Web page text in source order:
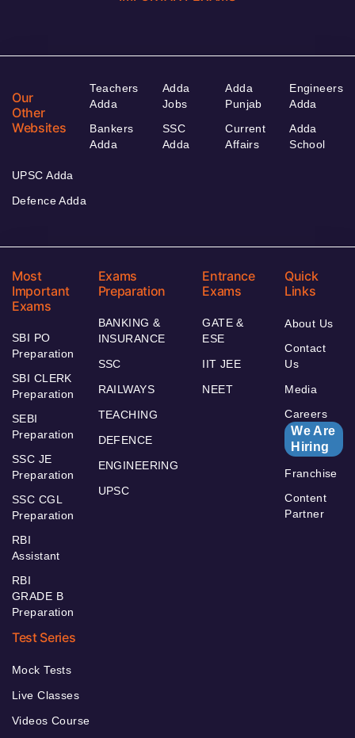
Our
Other
Websites
Teachers
Adda
Bankers
Adda
Adda
Jobs
SSC
Adda
Adda
Punjab
Current
Affairs
Engineers
Adda
Adda
School
UPSC Adda
Defence Adda
Most
Important
Exams
SBI PO
Preparation
SBI CLERK
Preparation
SEBI
Preparation
SSC JE
Preparation
SSC CGL
Preparation
RBI
Assistant
RBI
GRADE B
Preparation
Exams
Preparation
BANKING &
INSURANCE
SSC
RAILWAYS
TEACHING
DEFENCE
ENGINEERING
UPSC
Entrance
Exams
GATE &
ESE
IIT JEE
NEET
Quick
Links
About Us
Contact
Us
Media
Careers
We Are
Hiring
Franchise
Content
Partner
Test Series
Mock Tests
Live Classes
Videos Course